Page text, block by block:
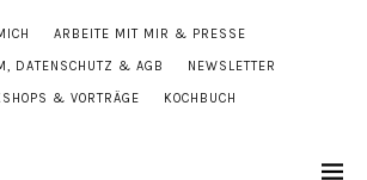
ARBEITE MIT MIR & PRESSE
DATENSCHUTZ & AGB NEWSLETTER
& VORTRÄGE KOCHBUCH